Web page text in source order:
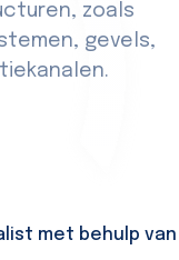
zoals
gevels,
met behulp van